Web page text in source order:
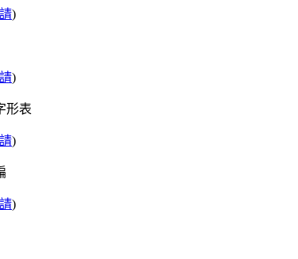
)
)
形表
)
)